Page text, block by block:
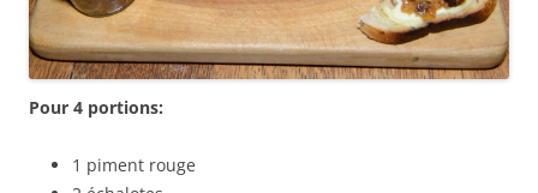
Pour 4 portions:
1 piment rouge